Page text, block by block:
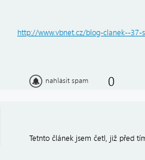
http://www.vbnet.cz/blog-clanek--37-
nahlásit spam 0
Tetnto článek jsem četl, již před